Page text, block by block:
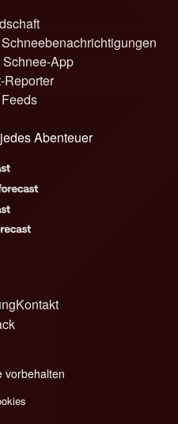
App
Reporter
Abenteuer
Kontakt
vorbehalten